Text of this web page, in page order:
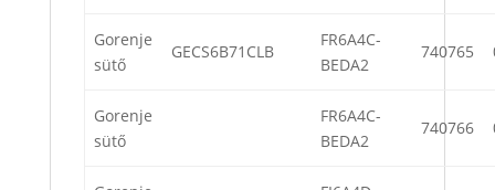
Gorenje
sütő
GECS6B71CLB
FR6A4C-
BEDA2
740765
Gorenje
sütő
FR6A4C-
BEDA2
740766